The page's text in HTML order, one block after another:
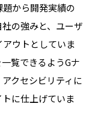
から開発実績の
の強みと、ユーザ
ウトとしていま
覧できるようGナ
クセシビリティに
に仕上げていま